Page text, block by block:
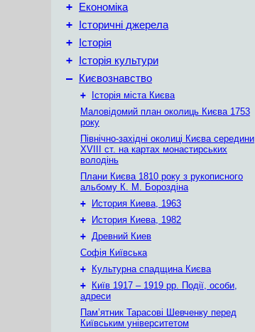
+ Економіка
+ Історичні джерела
+ Історія
+ Історія культури
– Києвознавство
+
Історія міста Києва
Маловідомий план околиць Києва 1753
року
Північно-західні околиці Києва середини
XVIII ст. на картах монастирських
володінь
Плани Києва 1810 року з рукописного
альбому К. М. Бороздіна
+
История Киева, 1963
+
История Киева, 1982
+ Древний Киев
Софія Київська
+
Культурна спадщина Києва
+
Київ 1917 – 1919 рр. Події, особи,
адреси
Пам’ятник Тарасові Шевченку перед
Київським університетом